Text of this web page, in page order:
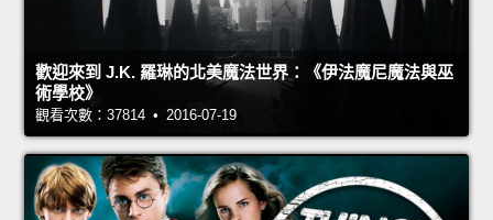
歡迎來到 J.K. 羅琳的北美魔法世界：《伊法魔尼魔法與巫
術學校》
觀看次數：37814 • 2016-07-19